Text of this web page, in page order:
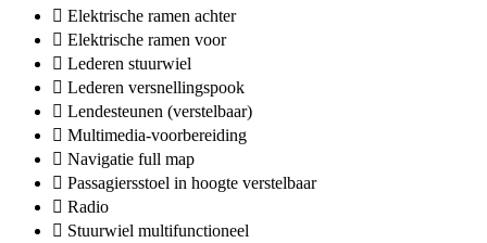
Elektrische ramen achter
Elektrische ramen voor
Lederen stuurwiel
Lederen versnellingspook
Lendesteunen (verstelbaar)
Multimedia-voorbereiding
Navigatie full map
Passagiersstoel in hoogte verstelbaar
Radio
Stuurwiel multifunctioneel